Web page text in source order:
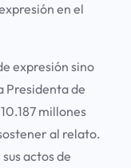
en el
expresión sino
Presidenta de
millones
al relato.
actos de